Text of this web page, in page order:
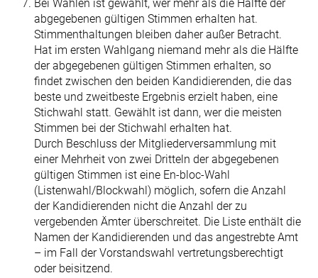
Bei Wahlen ist gewählt, wer mehr als die Hälfte der
abgegebenen gültigen Stim­men erhalten hat.
Stimmenthaltungen bleiben daher außer Betracht.
Hat im ersten Wahlgang niemand mehr als die Hälfte
der abgegebenen gültigen Stim­men erhalten, so
findet zwischen den beiden Kandidierenden, die das
beste und zweitbeste Ergebnis erzielt haben, eine
Stichwahl statt. Gewählt ist dann, wer die meisten
Stimmen bei der Stichwahl erhalten hat.
Durch Beschluss der Mitgliederversammlung mit
einer Mehrheit von zwei Dritteln der abgegebenen
gültigen Stimmen ist eine En-bloc-Wahl
(Listenwahl/Blockwahl) möglich, sofern die Anzahl
der Kandidierenden nicht die Anzahl der zu
vergebenden Ämter überschreitet. Die Liste enthält die
Namen der Kandidierenden und das angestrebte Amt
– im Fall der Vorstandswahl vertretungsberechtigt
oder beisitzend.